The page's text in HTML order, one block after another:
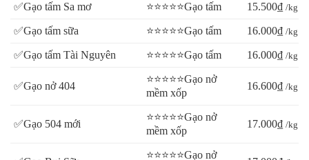
✅Gạo tấm Sa mơ ⭐⭐⭐⭐⭐Gạo tấm 15.500₫ /kg
✅Gạo tấm sữa ⭐⭐⭐⭐⭐Gạo tấm 16.000₫ /kg
✅Gạo tấm Tài Nguyên ⭐⭐⭐⭐⭐Gạo tấm 16.000₫ /kg
✅Gạo nở 404
⭐⭐⭐⭐⭐Gạo nở
mềm xốp
16.600₫ /kg
✅Gạo 504 mới
⭐⭐⭐⭐⭐Gạo nở
mềm xốp
17.000₫ /kg
⭐⭐⭐⭐⭐Gạo nở